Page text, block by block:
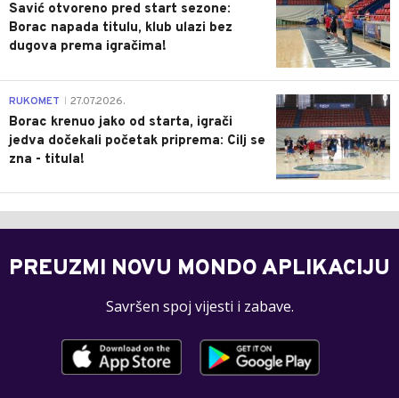
Savić otvoreno pred start sezone:
Borac napada titulu, klub ulazi bez
dugova prema igračima!
0
RUKOMET 27.07.2026.
Borac krenuo jako od starta, igrači
jedva dočekali početak priprema: Cilj se
zna - titula!
PREUZMI NOVU MONDO APLIKACIJU
Savršen spoj vijesti i zabave.